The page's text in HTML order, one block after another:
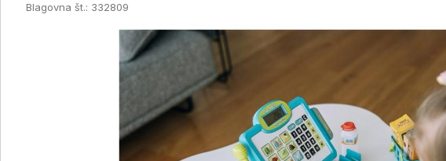
Blagovna št.: 332809